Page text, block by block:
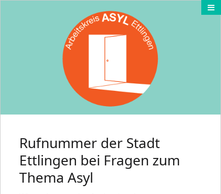
Rufnummer der Stadt
Ettlingen bei Fragen zum
Thema Asyl